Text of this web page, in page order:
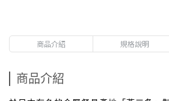
商品介紹 規格說明
商品介紹